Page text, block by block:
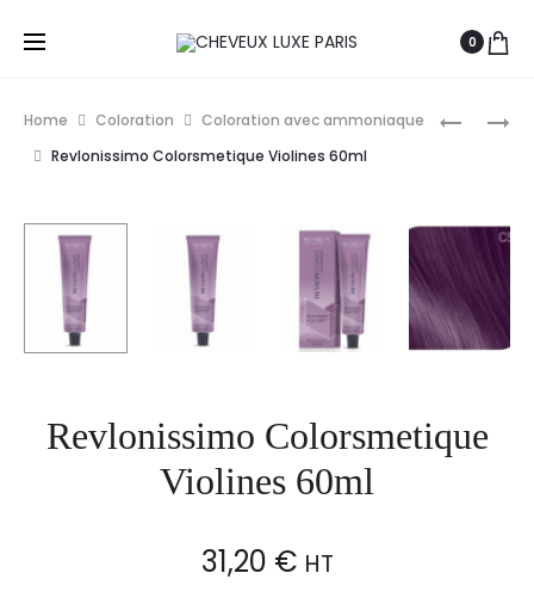
0
WELLA
L’ORÉAL
Home Coloration
Coloration avec ammoniaque
Revlonissimo Colorsmetique Violines 60ml
Revlonissimo Colorsmetique
Violines 60ml
31,20 € HT